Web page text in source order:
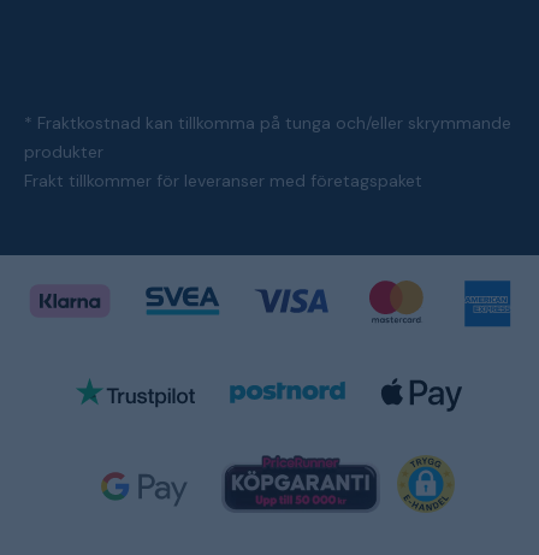
* Fraktkostnad kan tillkomma på tunga och/eller skrymmande
produkter
Frakt tillkommer för leveranser med företagspaket